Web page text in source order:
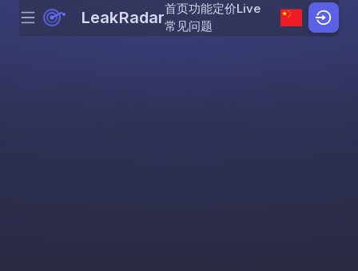
Skip to content
Menu LeakRadar首页功能定价Live
常见问题